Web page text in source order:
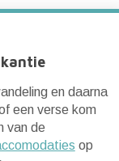
en daarna
een verse kom
van de
op